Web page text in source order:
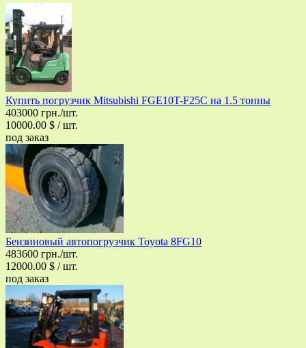
Купить погрузчик Mitsubishi FGE10T-F25C на 1.5 тонны
403000 грн./шт.
10000.00 $ / шт.
под заказ
Бензиновый автопогрузчик Toyota 8FG10
483600 грн./шт.
12000.00 $ / шт.
под заказ